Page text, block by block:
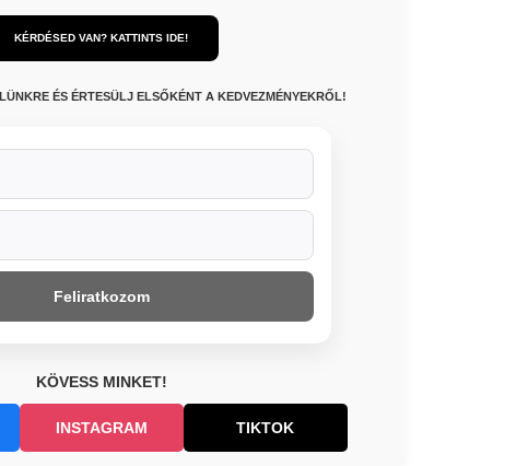
KÉRDÉSED VAN? KATTINTS IDE!
ÉS ÉRTESÜLJ ELSŐKÉNT A KEDVEZMÉNYEKRŐL!
Feliratkozom
KÖVESS MINKET!
INSTAGRAM TIKTOK